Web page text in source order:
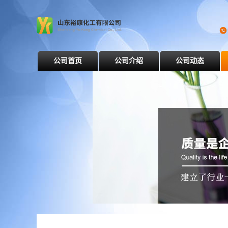
公司首页 公司介绍 公司动态